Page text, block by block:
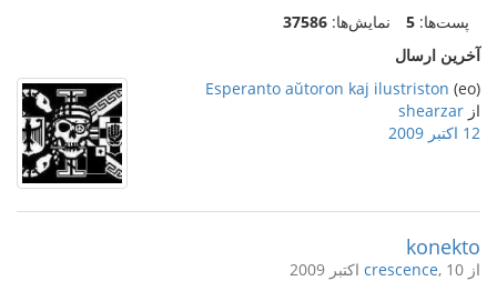
پست‌ها: 5 نمایش‌ها: 37586
آخرین ارسال
(eo)
Esperanto aŭtoron kaj ilustriston
از shearzar
12 اکتبر 2009
konekto
از crescence, 10 اکتبر 2009